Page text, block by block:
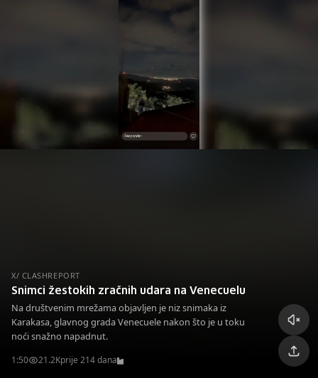
X/ CLASHREPORT
Snimci žestokih zračnih udara na Venecuelu
Na društvenim mrežama objavljen je niz snimaka iz
Karakasa, glavnog grada Venecuele nakon što je u toku
noći snažno napadnut.
1:50 21.2Kprije 214 dana